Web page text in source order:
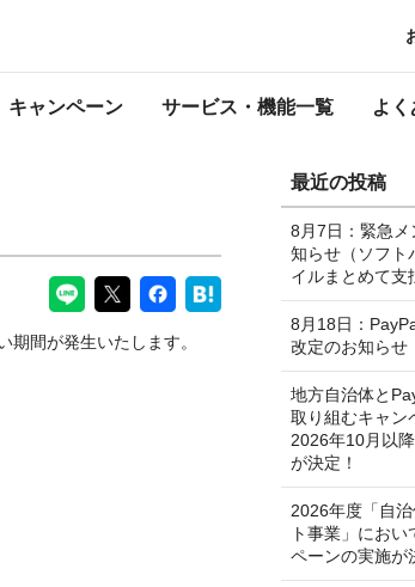
キャンペーン サービス・機能一覧 よ
のお知らせ
間が発生いたします。
最近の投稿
8月7日：緊急メ
知らせ（ソフト
イルまとめて支
8月18日：
改定のお知らせ
地方自治体と
取り組むキャン
2026年10月以
が決定！
2026年度「自
ト事業」にお
ペーンの実施が